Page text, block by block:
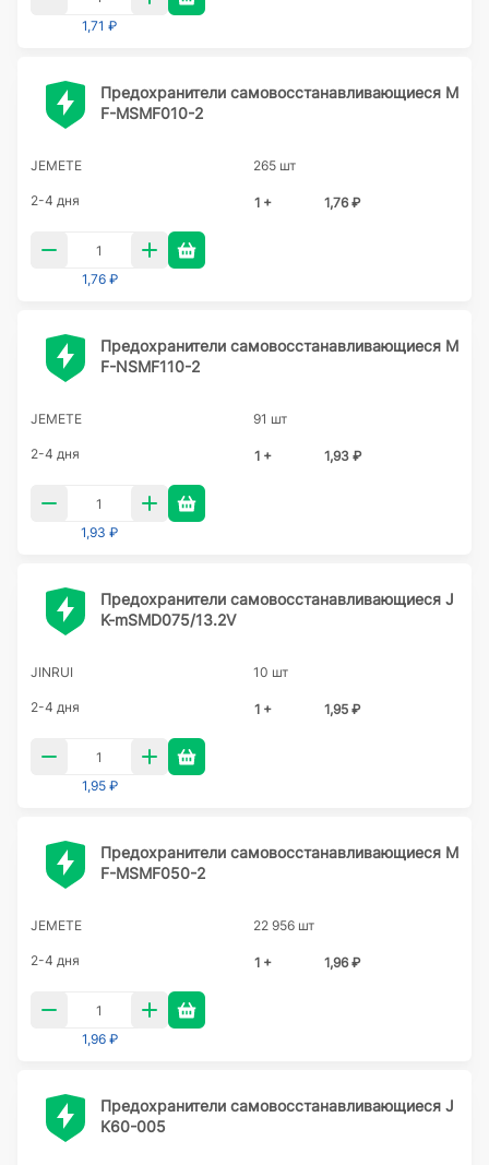
1,71 ₽
Предохранители самовосстанавливающиеся M
F-MSMF010-2
JEMETE 265 шт
2-4 дня 1 + 1,76 ₽
1,76 ₽
Предохранители самовосстанавливающиеся M
F-NSMF110-2
JEMETE 91 шт
2-4 дня 1 + 1,93 ₽
1,93 ₽
Предохранители самовосстанавливающиеся J
K-mSMD075/13.2V
JINRUI 10 шт
2-4 дня 1 + 1,95 ₽
1,95 ₽
Предохранители самовосстанавливающиеся M
F-MSMF050-2
JEMETE 22 956 шт
2-4 дня 1 + 1,96 ₽
1,96 ₽
Предохранители самовосстанавливающиеся J
K60-005